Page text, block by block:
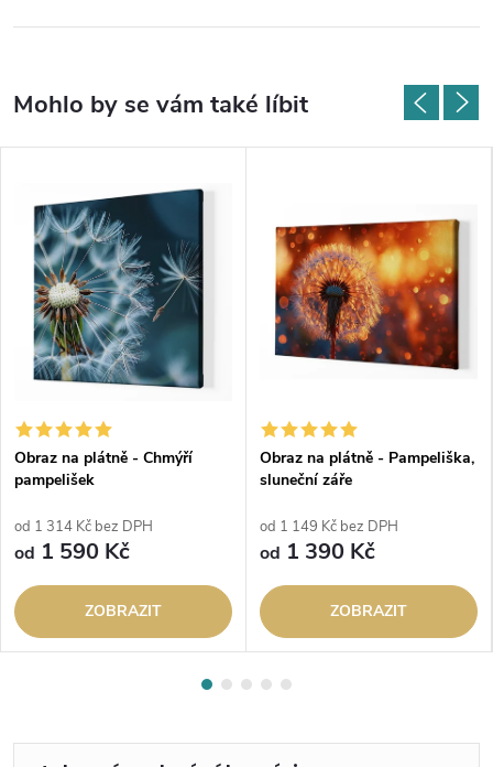
Obraz na plátně - Chmýří
pampelišek
od 1 314 Kč bez DPH
od 1 590 Kč
ZOBRAZIT
Obraz na plátně - Pampeliška,
sluneční záře
od 1 149 Kč bez DPH
od 1 390 Kč
ZOBRAZIT